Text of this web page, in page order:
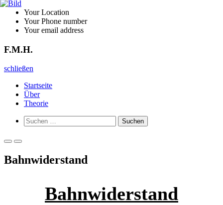
Zurück
zum
Inhalt
Your Location
Your Phone number
Your email address
F.M.H.
schließen
Startseite
Über
Theorie
Such-
Formular
Suchen
nach:
Primäres
für
Primäres
für
Bahnwiderstand
Bahnwiderstand